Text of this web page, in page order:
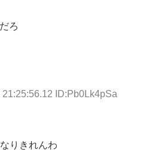
ろ
ID:Pb0Lk4pSa
りきれんわ